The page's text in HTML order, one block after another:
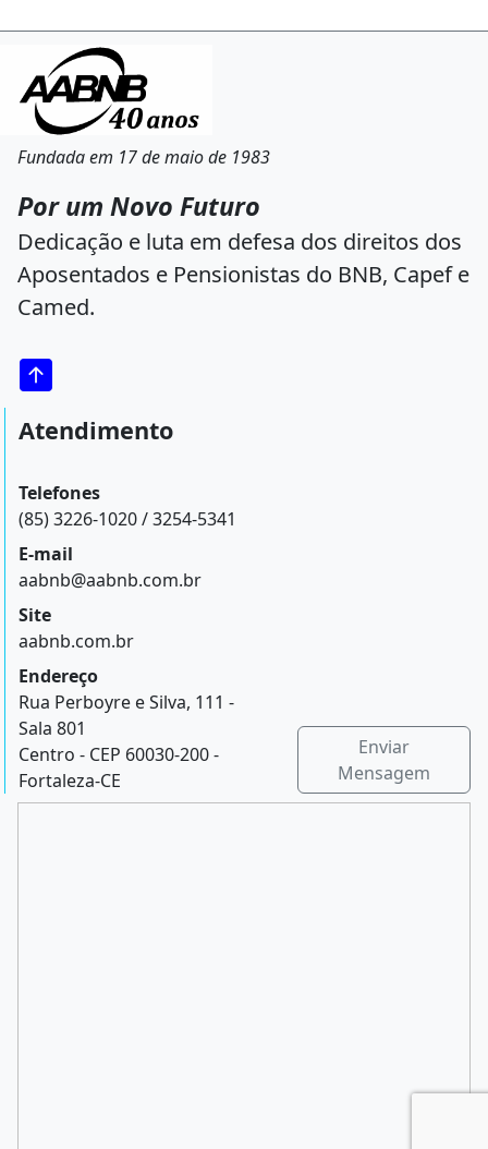
Fundada em 17 de maio de 1983
Por um Novo Futuro
Dedicação e luta em defesa dos direitos dos
Aposentados e Pensionistas do BNB, Capef e
Camed.
Atendimento
Telefones
(85) 3226-1020 / 3254-5341
E-mail
aabnb@aabnb.com.br
Site
aabnb.com.br
Endereço
Rua Perboyre e Silva, 111 -
Sala 801
Centro - CEP 60030-200 -
Fortaleza-CE
Enviar
Mensagem